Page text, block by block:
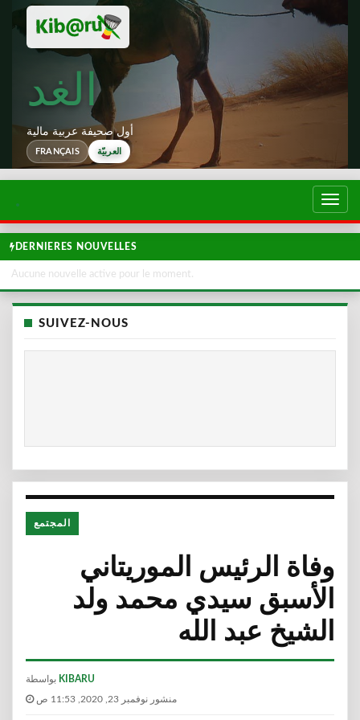
الغد
أول صحيفة عربية مالية
FRANÇAIS العربيّة
تبديل
DERNIERES NOUVELLES
Aucune nouvelle active pour le moment.
SUIVEZ-NOUS
المجتمع
وفاة الرئيس الموريتاني
الأسبق سيدي محمد ولد
الشيخ عبد الله
KIBARU
منشور نوفمبر 23, 2020, 11:53 ص